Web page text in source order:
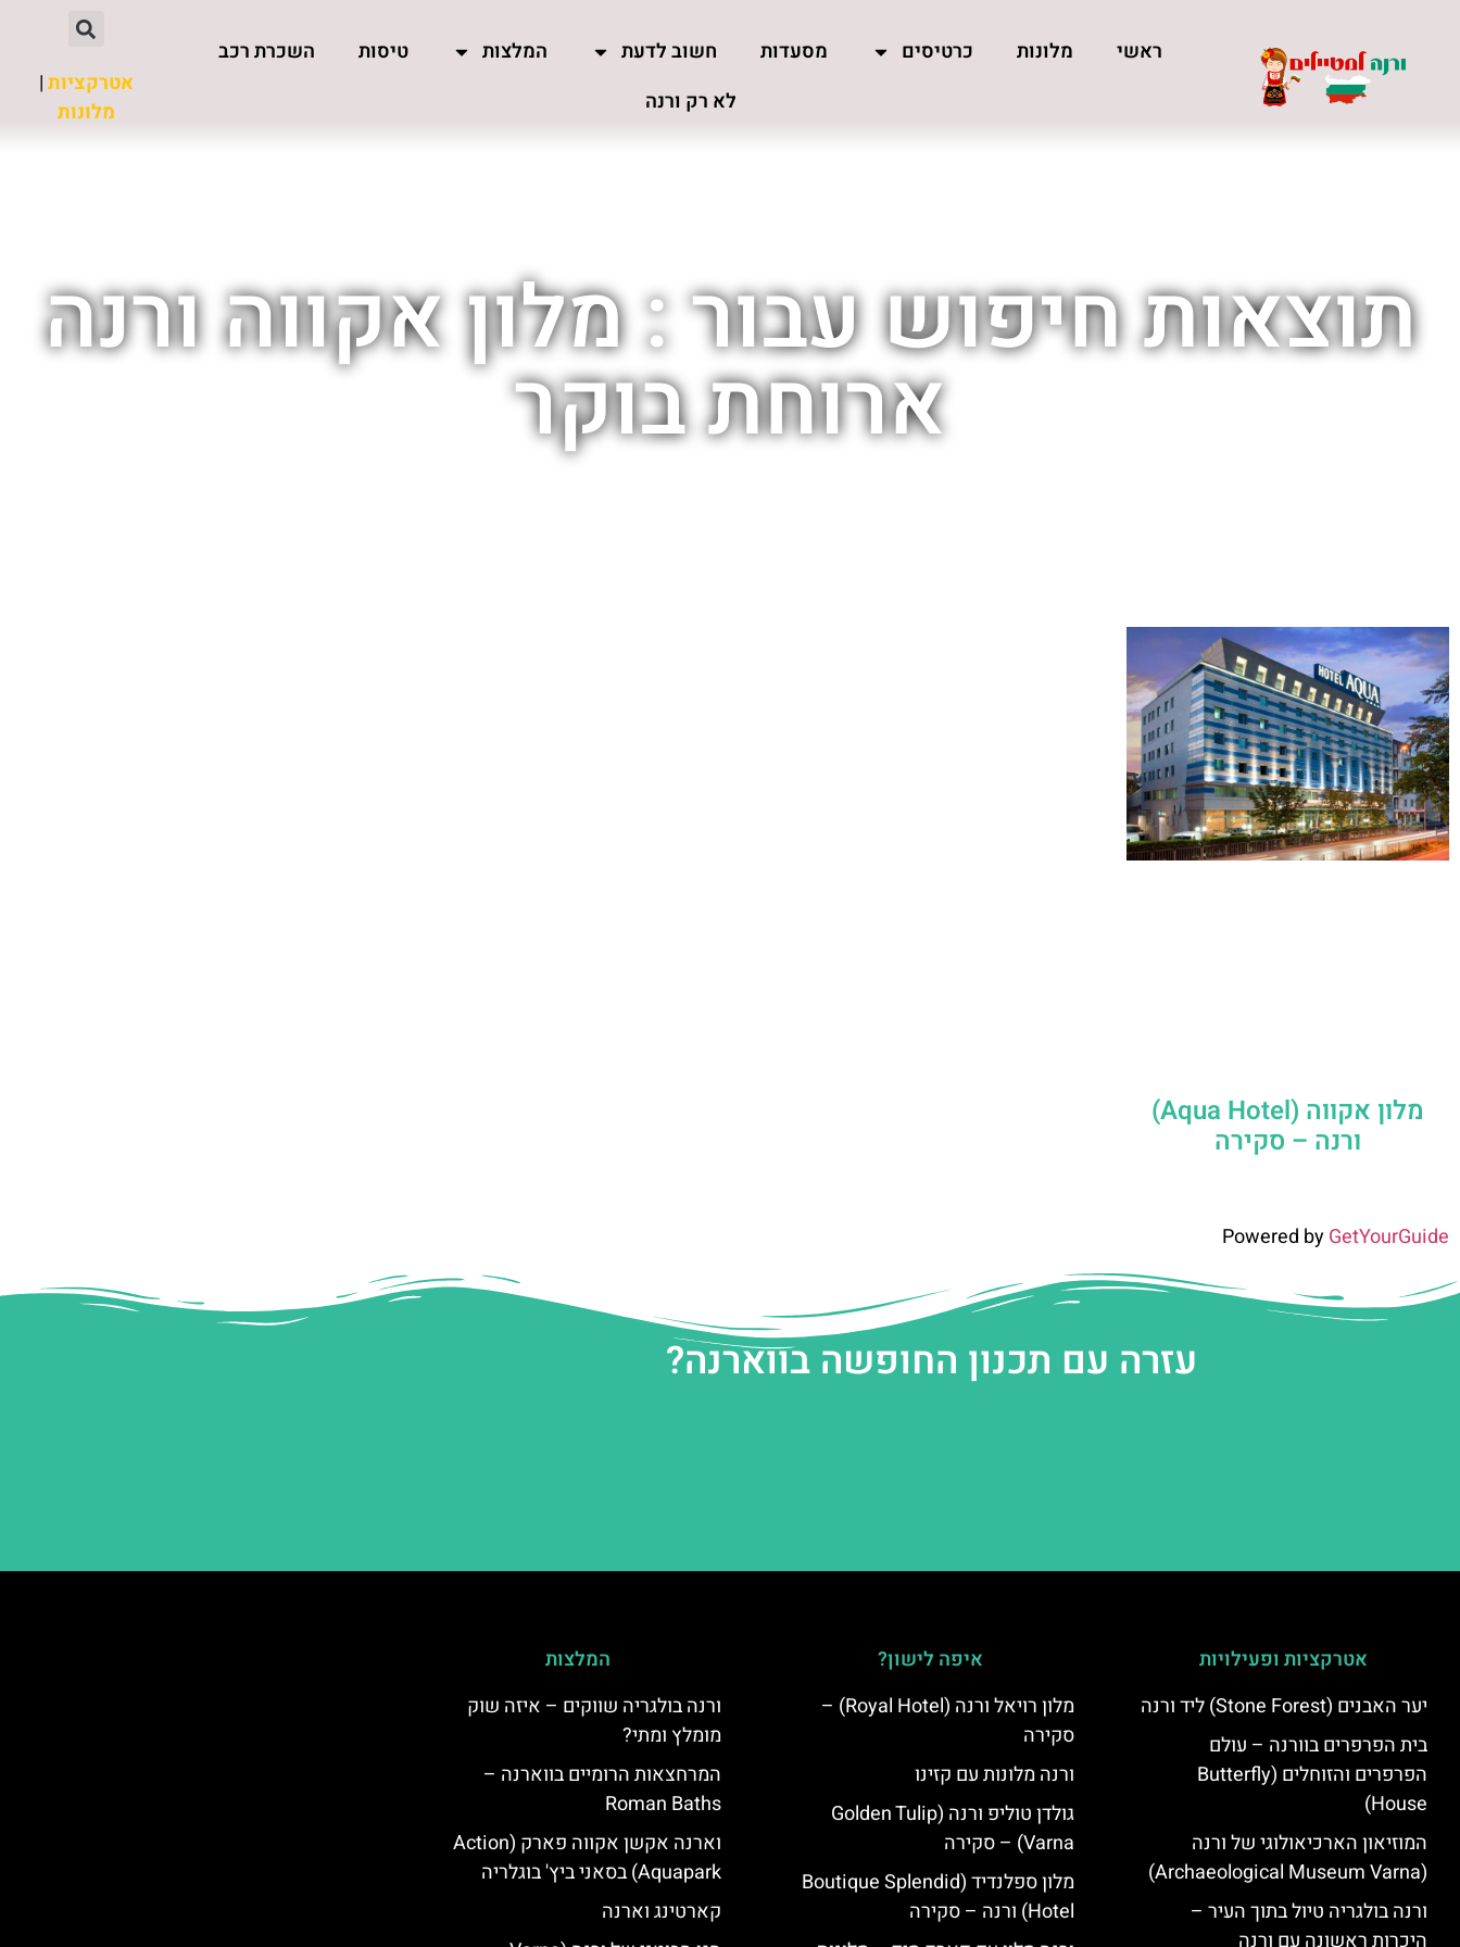
ראשי מלונות כרטיסים מסעדות חשוב לדעת המלצות טיסות
השכרת רכב
לא רק ורנה
אטרקציות|
מלונות
תוצאות חיפוש עבור : מלון אקווה ורנה
ארוחת בוקר
מלון אקווה (Aqua Hotel)
ורנה – סקירה
Powered byGetYourGuide
עזרה עם תכנון החופשה בווארנה?
אטרקציות ופעילויות
יער האבנים (Stone Forest) ליד ורנה
בית הפרפרים בוורנה – עולם
הפרפרים והזוחלים (Butterfly
House)
המוזיאון הארכיאולוגי של ורנה
(Archaeological Museum Varna)
ורנה בולגריה טיול בתוך העיר –
איפה לישון?
מלון רויאל ורנה (Royal Hotel) –
סקירה
ורנה מלונות עם קזינו
גולדן טוליפ ורנה (Golden Tulip
Varna) – סקירה
מלון ספלנדיד (Boutique Splendid
Hotel) ורנה – סקירה
המלצות
ורנה בולגריה שווקים – איזה שוק
מומלץ ומתי?
המרחצאות הרומיים בווארנה –
Roman Baths
וארנה אקשן אקווה פארק (Action
Aquapark) בסאני ביץ' בוגלריה
קארטינג וארנה